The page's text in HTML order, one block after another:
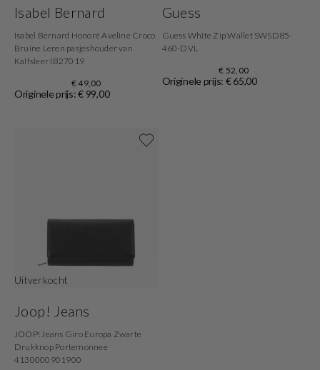
Isabel Bernard
Isabel Bernard Honoré Aveline Croco
Bruine Leren pasjeshouder van
Kalfsleer IB27019
€ 49,00
Originele prijs: € 99,00
Guess
Guess White Zip Wallet SWSD85-
460-DVL
€ 52,00
Originele prijs: € 65,00
Uitverkocht
Joop! Jeans
JOOP! Jeans Giro Europa Zwarte
Drukknop Portemonnee
4130000901900